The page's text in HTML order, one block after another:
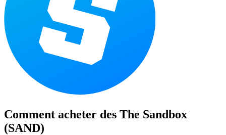
Comment acheter des The Sandbox
(SAND)